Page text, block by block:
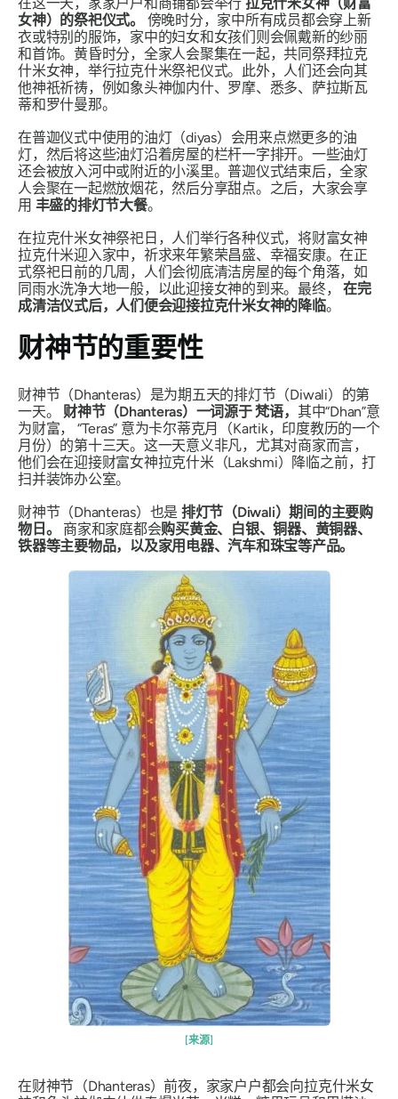
女神）的祭祀仪式。 傍晚时分，家中所有成员都会穿上新
衣或特别的服饰，家中的妇女和女孩们则会佩戴新的纱丽
和首饰。黄昏时分，全家人会聚集在一起，共同祭拜拉克
什米女神，举行拉克什米祭祀仪式。此外，人们还会向其
他神祇祈祷，例如象头神伽内什、罗摩、悉多、萨拉斯瓦
蒂和罗什曼那。
在普迦仪式中使用的油灯（diyas）会用来点燃更多的油
灯，然后将这些油灯沿着房屋的栏杆一字排开。一些油灯
还会被放入河中或附近的小溪里。普迦仪式结束后，全家
人会聚在一起燃放烟花，然后分享甜点。之后，大家会享
用 丰盛的排灯节大餐。
在拉克什米女神祭祀日，人们举行各种仪式，将财富女神
拉克什米迎入家中，祈求来年繁荣昌盛、幸福安康。在正
式祭祀日前的几周，人们会彻底清洁房屋的每个角落，如
同雨水洗净大地一般，以此迎接女神的到来。最终，在完
成清洁仪式后，人们便会迎接拉克什米女神的降临。
财神节的重要性
财神节（Dhanteras）是为期五天的排灯节（Diwali）的第
一天。
财神节（Dhanteras）一词源于梵语， 其中“Dhan”意
为财富， “Teras” 意为卡尔蒂克月（Kartik，印度教历的一个
月份）的第十三天。这一天意义非凡，尤其对商家而言，
他们会在迎接财富女神拉克什米（Lakshmi）降临之前，打
扫并装饰办公室。
财神节（Dhanteras）也是 排灯节（Diwali）期间的主要购
物日。
商家和家庭都会购买黄金、白银、铜器、黄铜器、
铁器等主要物品，以及家用电器、汽车和珠宝等产品。
[来源]
在财神节（Dhanteras）前夜，家家户户都会向拉克什米女